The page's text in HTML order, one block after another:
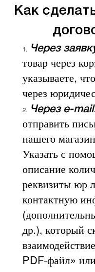
Как
Через
товар через
указываете,
через
Через e-
отправить
нашего
Указать с
описание
реквизиты юр
контактную
др.), который
PDF-файл»